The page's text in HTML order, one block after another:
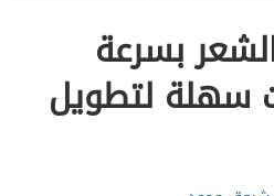
بسرعة
سهلة لتطويل